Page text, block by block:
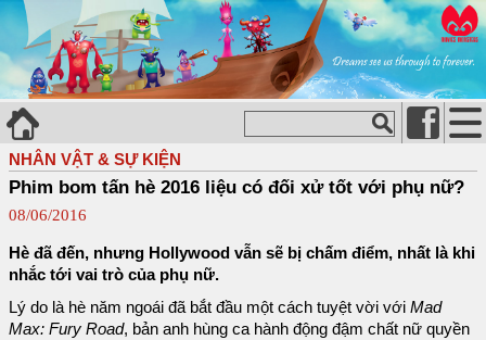
NHÂN VẬT & SỰ KIỆN
Phim bom tấn hè 2016 liệu có đối xử tốt với phụ nữ?
08/06/2016
Hè đã đến, nhưng Hollywood vẫn sẽ bị chấm điểm, nhất là khi
nhắc tới vai trò của phụ nữ.
Lý do là hè năm ngoái đã bắt đầu một cách tuyệt vời với Mad
Max: Fury Road, bản anh hùng ca hành động đậm chất nữ quyền